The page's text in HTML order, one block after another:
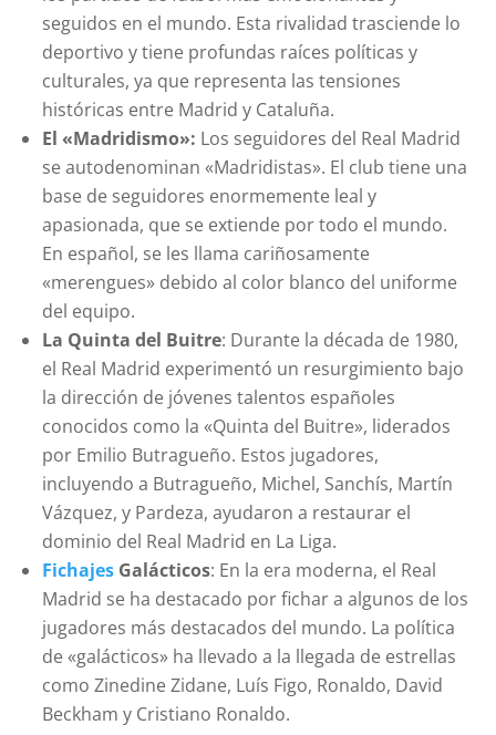
seguidos en el mundo. Esta rivalidad trasciende lo
deportivo y tiene profundas raíces políticas y
culturales, ya que representa las tensiones
históricas entre Madrid y Cataluña.
El «Madridismo»: Los seguidores del Real Madrid
se autodenominan «Madridistas». El club tiene una
base de seguidores enormemente leal y
apasionada, que se extiende por todo el mundo.
En español, se les llama cariñosamente
«merengues» debido al color blanco del uniforme
del equipo.
La Quinta del Buitre: Durante la década de 1980,
el Real Madrid experimentó un resurgimiento bajo
la dirección de jóvenes talentos españoles
conocidos como la «Quinta del Buitre», liderados
por Emilio Butragueño. Estos jugadores,
incluyendo a Butragueño, Michel, Sanchís, Martín
Vázquez, y Pardeza, ayudaron a restaurar el
dominio del Real Madrid en La Liga.
Fichajes Galácticos: En la era moderna, el Real
Madrid se ha destacado por fichar a algunos de los
jugadores más destacados del mundo. La política
de «galácticos» ha llevado a la llegada de estrellas
como Zinedine Zidane, Luís Figo, Ronaldo, David
Beckham y Cristiano Ronaldo.